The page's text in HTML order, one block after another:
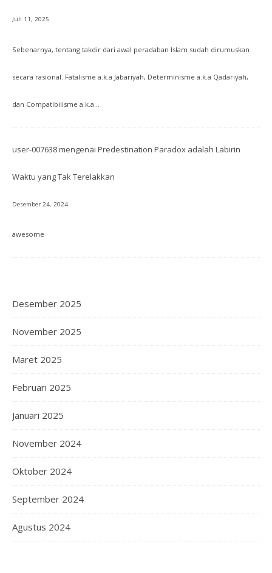
Juli 11, 2025
Sebenarnya, tentang takdir dari awal peradaban Islam sudah dirumuskan
secara rasional. Fatalisme a.k.a Jabariyah, Determinisme a.k.a Qadariyah,
dan Compatibilisme a.k.a…
user-007638mengenai Predestination Paradox adalah Labirin
Waktu yang Tak Terelakkan
Desember 24, 2024
awesome
Desember 2025
November 2025
Maret 2025
Februari 2025
Januari 2025
November 2024
Oktober 2024
September 2024
Agustus 2024